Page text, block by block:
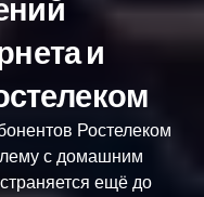
и
Ростелеком
с домашним
ещё до